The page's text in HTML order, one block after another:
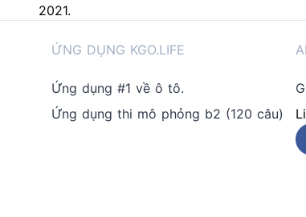
2021.
ỨNG DỤNG KGO.LIFE
Ứng dụng #1 về ô tô.
Ứng dụng thi mô phỏng b2 (120 câu)